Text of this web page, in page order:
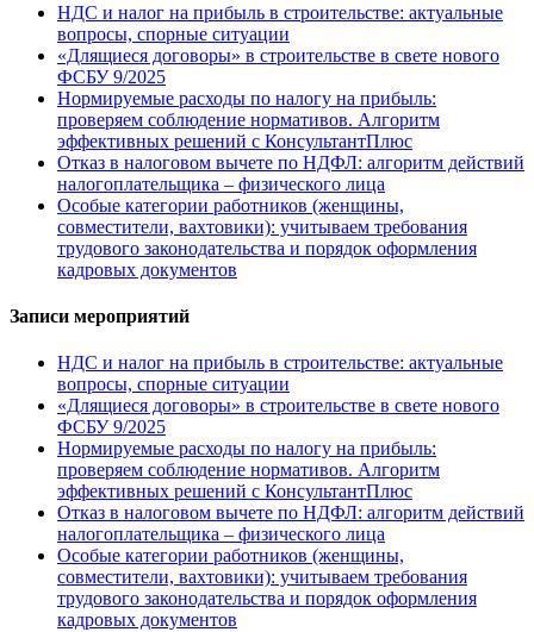
НДС и налог на прибыль в строительстве: актуальные
вопросы, спорные ситуации
«Длящиеся договоры» в строительстве в свете нового
ФСБУ 9/2025
Нормируемые расходы по налогу на прибыль:
проверяем соблюдение нормативов. Алгоритм
эффективных решений с КонсультантПлюс
Отказ в налоговом вычете по НДФЛ: алгоритм действий
налогоплательщика – физического лица
Особые категории работников (женщины,
совместители, вахтовики): учитываем требования
трудового законодательства и порядок оформления
кадровых документов
Записи мероприятий
НДС и налог на прибыль в строительстве: актуальные
вопросы, спорные ситуации
«Длящиеся договоры» в строительстве в свете нового
ФСБУ 9/2025
Нормируемые расходы по налогу на прибыль:
проверяем соблюдение нормативов. Алгоритм
эффективных решений с КонсультантПлюс
Отказ в налоговом вычете по НДФЛ: алгоритм действий
налогоплательщика – физического лица
Особые категории работников (женщины,
совместители, вахтовики): учитываем требования
трудового законодательства и порядок оформления
кадровых документов